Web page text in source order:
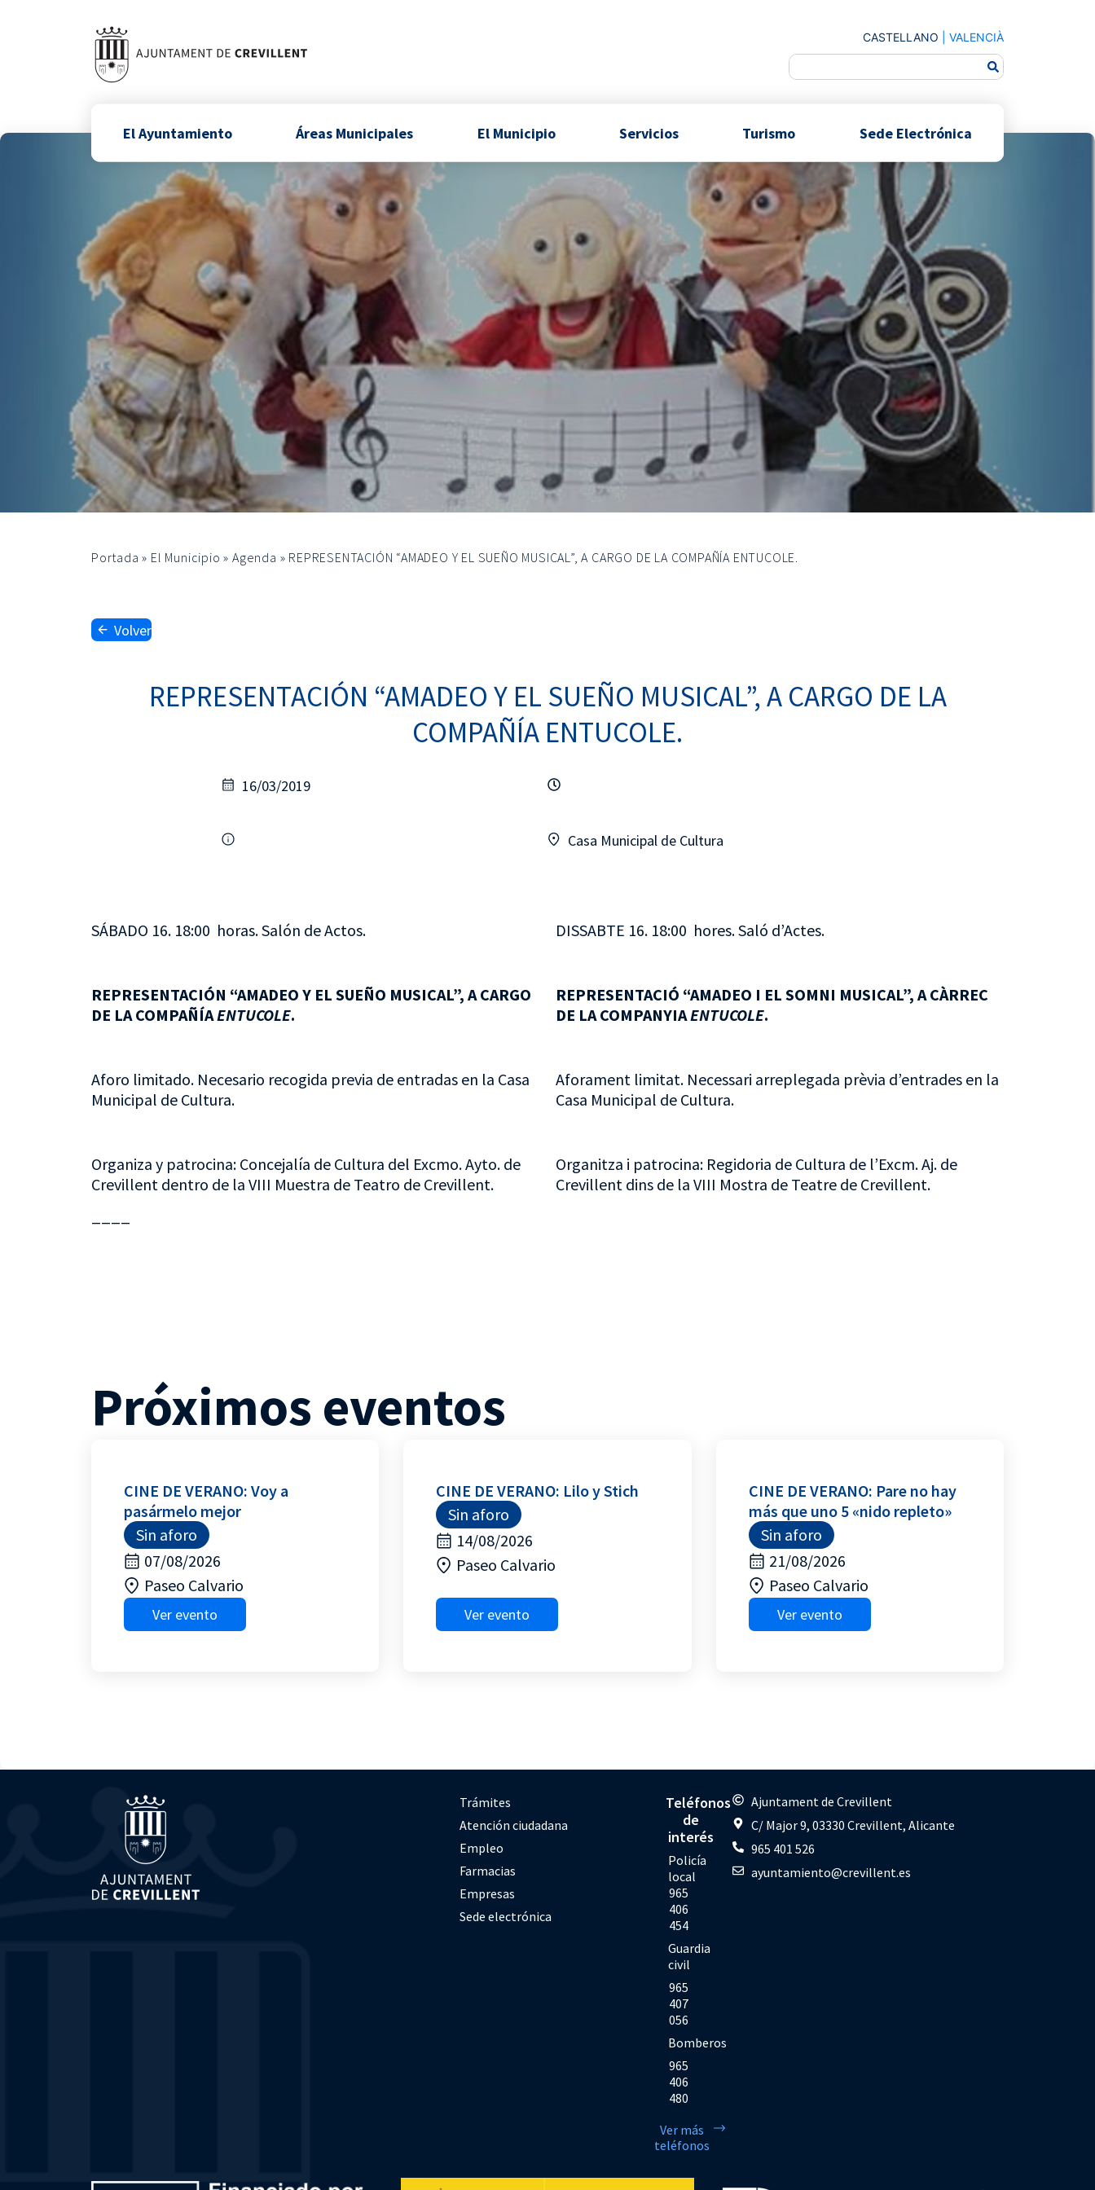
CASTELLANO VALENCIÀ
El Ayuntamiento Áreas Municipales El Municipio Servicios Turismo Sede Electrónica
Portada » El Municipio »Agenda » REPRESENTACIÓN “AMADEO Y EL SUEÑO MUSICAL”, A CARGO DE LA COMPAÑÍA ENTUCOLE.
Volver
REPRESENTACIÓN “AMADEO Y EL SUEÑO MUSICAL”, A CARGO DE LA
COMPAÑÍA ENTUCOLE.
16/03/2019
Casa Municipal de Cultura
SÁBADO 16. 18:00 horas. Salón de Actos.
REPRESENTACIÓN “AMADEO Y EL SUEÑO MUSICAL”, A CARGO
DE LA COMPAÑÍAENTUCOLE.
Aforo limitado. Necesario recogida previa de entradas en la Casa
Municipal de Cultura.
Organiza y patrocina: Concejalía de Cultura del Excmo. Ayto. de
Crevillent dentro de la VIII Muestra de Teatro de Crevillent.
DISSABTE 16. 18:00 hores. Saló d’Actes.
REPRESENTACIÓ “AMADEO I EL SOMNI MUSICAL”, A CÀRREC
DE LA COMPANYIAENTUCOLE.
Aforament limitat. Necessari arreplegada prèvia d’entrades en la
Casa Municipal de Cultura.
Organitza i patrocina: Regidoria de Cultura de l’Excm. Aj. de
Crevillent dins de la VIII Mostra de Teatre de Crevillent.
Próximos eventos
CINE DE VERANO: Voy a
pasármelo mejor
Sin aforo
07/08/2026
Paseo Calvario
Ver evento
CINE DE VERANO: Lilo y Stich
Sin aforo
14/08/2026
Paseo Calvario
Ver evento
CINE DE VERANO: Pare no hay
más que uno 5 «nido repleto»
Sin aforo
21/08/2026
Paseo Calvario
Ver evento
Trámites
Atención ciudadana
Empleo
Farmacias
Empresas
Sede electrónica
Teléfonos
de
interés
Policía
local
965
406
454
Guardia
civil
965
407
056
Bomberos
965
406
480
Ver más
teléfonos
Ajuntament de Crevillent
C/ Major 9, 03330 Crevillent, Alicante
965 401 526
ayuntamiento@crevillent.es